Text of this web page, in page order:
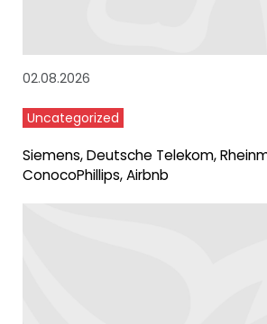
02.08.2026
Uncategorized
Siemens, Deutsche Telekom,
ConocoPhillips, Airbnb